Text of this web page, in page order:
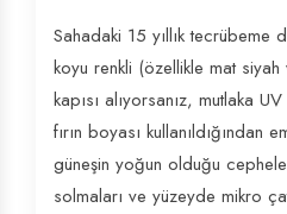
Sahadaki 15 yıllık tecrübeme
koyu renkli (özellikle mat
kapısı alıyorsanız, mutlaka
fırın boyası kullanıldığından
güneşin yoğun olduğu
solmaları ve yüzeyde mikro